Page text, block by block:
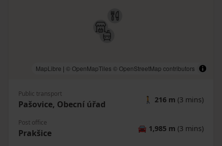
MapLibre | © OpenMapTiles © OpenStreetMap contributors
Public transport
Pašovice, Obecní úřad 🚶 216 m (3 mins)
Post office
Prakšice 🚘 1,985 m (3 mins)